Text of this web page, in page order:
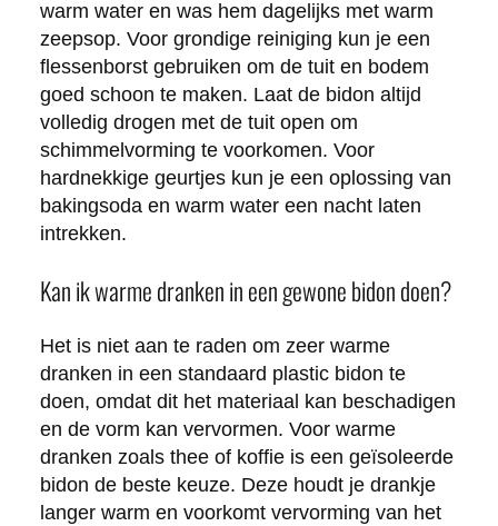
warm water en was hem dagelijks met warm
zeepsop. Voor grondige reiniging kun je een
flessenborst gebruiken om de tuit en bodem
goed schoon te maken. Laat de bidon altijd
volledig drogen met de tuit open om
schimmelvorming te voorkomen. Voor
hardnekkige geurtjes kun je een oplossing van
bakingsoda en warm water een nacht laten
intrekken.
Kan ik warme dranken in een gewone bidon doen?
Het is niet aan te raden om zeer warme
dranken in een standaard plastic bidon te
doen, omdat dit het materiaal kan beschadigen
en de vorm kan vervormen. Voor warme
dranken zoals thee of koffie is een geïsoleerde
bidon de beste keuze. Deze houdt je drankje
langer warm en voorkomt vervorming van het